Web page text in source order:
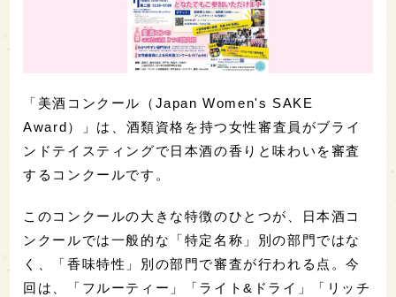
「美酒コンクール（Japan Women's SAKE
Award）」は、酒類資格を持つ女性審査員がブライ
ンドテイスティングで日本酒の香りと味わいを審査
するコンクールです。
このコンクールの大きな特徴のひとつが、日本酒コ
ンクールでは一般的な「特定名称」別の部門ではな
く、「香味特性」別の部門で審査が行われる点。今
回は、「フルーティー」「ライト&ドライ」「リッチ